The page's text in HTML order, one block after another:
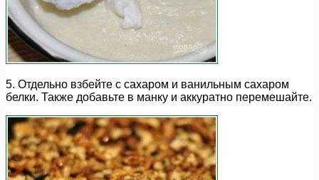
5. Отдельно взбейте с сахаром и ванильным сахаром
белки. Также добавьте в манку и аккуратно перемешайте.